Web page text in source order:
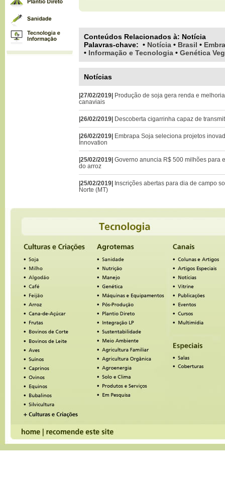
Conteúdos Relacionados à: Notícia
Palavras-chave: • Notícia • Brasil •
• Informação e Tecnologia • Genética
Notícias
|27/02/2019| Produção de soja gera renda e
canaviais
|26/02/2019| Descoberta cigarrinha capaz de
|26/02/2019| Embrapa Soja seleciona projetos
Innovation
|25/02/2019| Governo anuncia R$ 500 milhões para
do arroz
|25/02/2019| Inscrições abertas para dia de campo
Norte (MT)